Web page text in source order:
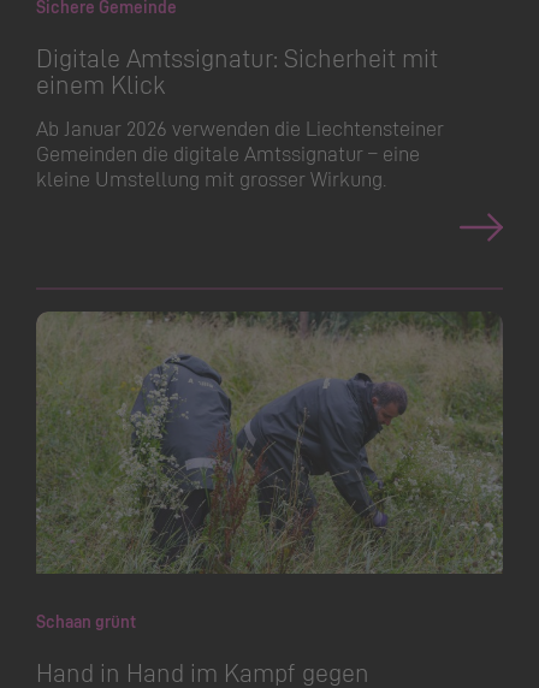
Sichere Gemeinde
​​​​​​​Digitale Amtssignatur: Sicherheit mit
einem Klick
Ab Januar 2026 verwenden die Liechtensteiner
Gemeinden die digitale Amtssignatur – eine
kleine Umstellung mit grosser Wirkung.
Schaan grünt
Hand in Hand im Kampf gegen